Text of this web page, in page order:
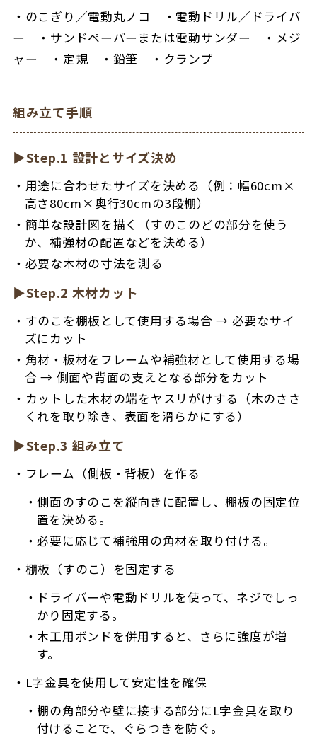
・のこぎり／電動丸ノコ ・電動ドリル／ドライバ
ー ・サンドペーパーまたは電動サンダー ・メジ
ャー ・定規 ・鉛筆 ・クランプ
組み立て手順
▶Step.1 設計とサイズ決め
用途に合わせたサイズを決める（例：幅60cm×
高さ80cm×奥行30cmの3段棚）
簡単な設計図を描く（すのこのどの部分を使う
か、補強材の配置などを決める）
必要な木材の寸法を測る
▶Step.2 木材カット
すのこを棚板として使用する場合 → 必要なサイ
ズにカット
角材・板材をフレームや補強材として使用する場
合 → 側面や背面の支えとなる部分をカット
カットした木材の端をヤスリがけする（木のささ
くれを取り除き、表面を滑らかにする）
▶Step.3 組み立て
フレーム（側板・背板）を作る
側面のすのこを縦向きに配置し、棚板の固定位
置を決める。
必要に応じて補強用の角材を取り付ける。
棚板（すのこ）を固定する
ドライバーや電動ドリルを使って、ネジでしっ
かり固定する。
木工用ボンドを併用すると、さらに強度が増
す。
L字金具を使用して安定性を確保
棚の角部分や壁に接する部分にL字金具を取り
付けることで、ぐらつきを防ぐ。